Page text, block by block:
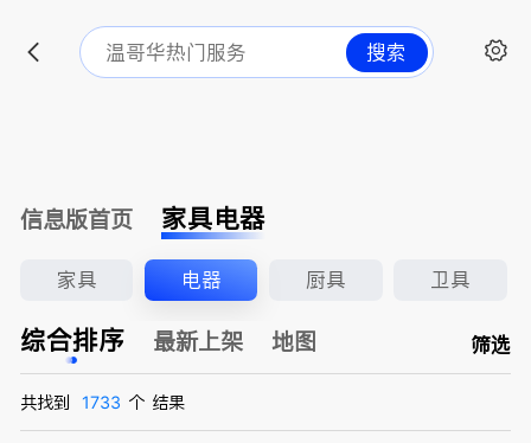
搜索
信息版首页 家具电器
家具 电器 厨具 卫具
综合排序 最新上架 地图 筛选
共找到 1733 个 结果